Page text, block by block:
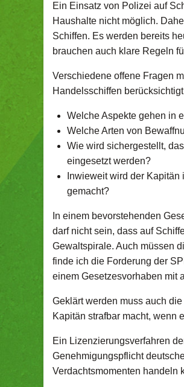
Ein Einsatz von Polizei auf
Haushalte nicht möglich.
Schiffen. Es werden bereits
brauchen auch klare Regeln
Verschiedene offene Fragen
Handelsschiffen
Welche Aspekte gehen in
Welche Arten von
Wie wird sichergestellt,
eingesetzt werden?
Inwieweit wird der
gemacht?
In einem bevorstehenden
darf nicht sein, dass auf
Gewaltspirale. Auch müssen
finde ich die Forderung der
einem Gesetzesvorhaben mit
Geklärt werden muss auch
Kapitän strafbar macht, wenn
Ein Lizenzierungsverfahren
Genehmigungspflicht
Verdachtsmomenten handeln